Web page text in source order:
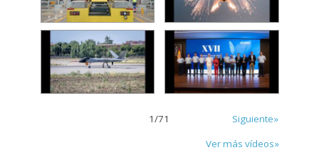
1/71
Siguiente»
Ver más vídeos»